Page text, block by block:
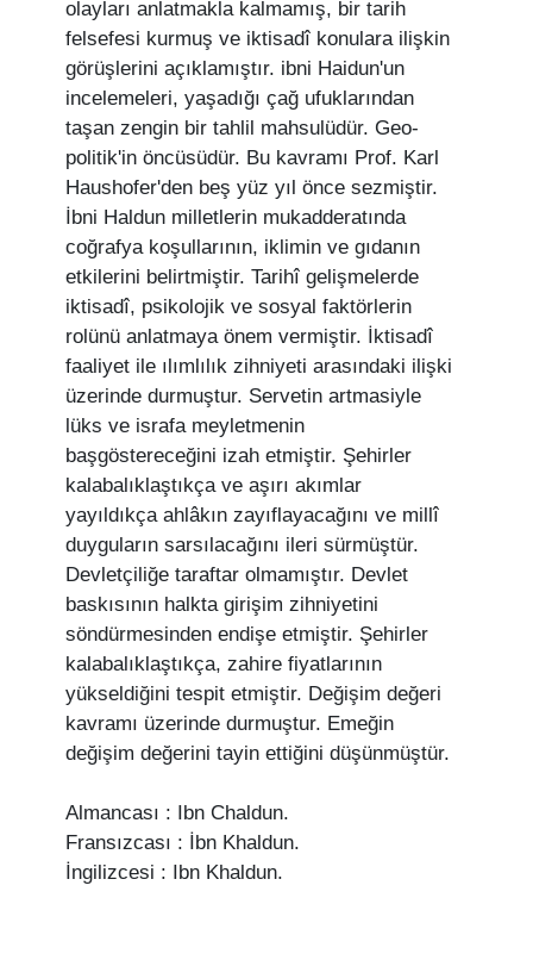
olayları anlatmakla kalmamış, bir tarih
felsefesi kurmuş ve iktisadî konulara ilişkin
görüşlerini açıklamıştır. ibni Haidun'un
incelemeleri, yaşadığı çağ ufuklarından
taşan zengin bir tahlil mahsulüdür. Geo-
politik'in öncüsüdür. Bu kavramı Prof. Karl
Haushofer'den beş yüz yıl önce sezmiştir.
İbni Haldun milletlerin mukadderatında
coğrafya koşullarının, iklimin ve gıdanın
etkilerini belirtmiştir. Tarihî gelişmelerde
iktisadî, psikolojik ve sosyal faktörlerin
rolünü anlatmaya önem vermiştir. İktisadî
faaliyet ile ılımlılık zihniyeti arasındaki ilişki
üzerinde durmuştur. Servetin artmasiyle
lüks ve israfa meyletmenin
başgöstereceğini izah etmiştir. Şehirler
kalabalıklaştıkça ve aşırı akımlar
yayıldıkça ahlâkın zayıflayacağını ve millî
duyguların sarsılacağını ileri sürmüştür.
Devletçiliğe taraftar olmamıştır. Devlet
baskısının halkta girişim zihniyetini
söndürmesinden endişe etmiştir. Şehirler
kalabalıklaştıkça, zahire fiyatlarının
yükseldiğini tespit etmiştir. Değişim değeri
kavramı üzerinde durmuştur. Emeğin
değişim değerini tayin ettiğini düşünmüştür.
Almancası : Ibn Chaldun.
Fransızcası : İbn Khaldun.
İngilizcesi : Ibn Khaldun.